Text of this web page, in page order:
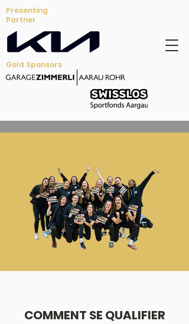
Presenting
Partner
Gold Sponsors
COMMENT SE QUALIFIER